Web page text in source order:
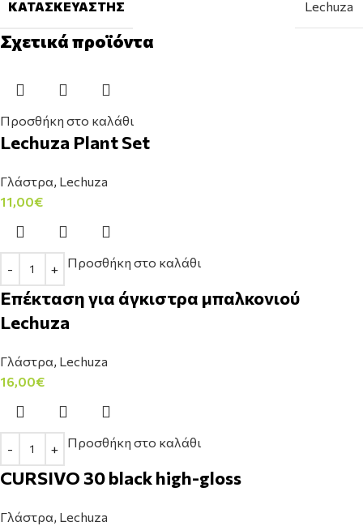
ΚΑΤΑΣΚΕΥΑΣΤΉΣ
Lechuza
Σχετικά προϊόντα
Προσθήκη στο καλάθι
Lechuza Plant Set
Γλάστρα, Lechuza
11,00€
Προσθήκη στο καλάθι
Επέκταση για άγκιστρα μπαλκονιού
Lechuza
Γλάστρα, Lechuza
16,00€
Προσθήκη στο καλάθι
CURSIVO 30 black high-gloss
Γλάστρα, Lechuza